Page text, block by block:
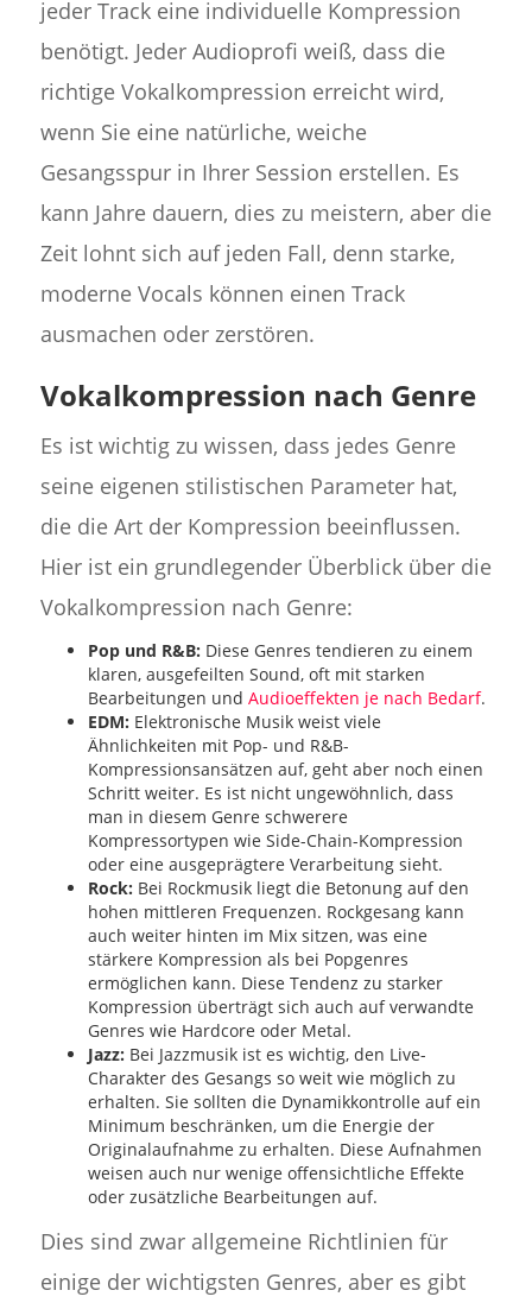
jeder Track eine individuelle Kompression
benötigt. Jeder Audioprofi weiß, dass die
richtige Vokalkompression erreicht wird,
wenn Sie eine natürliche, weiche
Gesangsspur in Ihrer Session erstellen. Es
kann Jahre dauern, dies zu meistern, aber die
Zeit lohnt sich auf jeden Fall, denn starke,
moderne Vocals können einen Track
ausmachen oder zerstören.
Vokalkompression nach Genre
Es ist wichtig zu wissen, dass jedes Genre
seine eigenen stilistischen Parameter hat,
die die Art der Kompression beeinflussen.
Hier ist ein grundlegender Überblick über die
Vokalkompression nach Genre:
Pop und R&B: Diese Genres tendieren zu einem
klaren, ausgefeilten Sound, oft mit starken
Bearbeitungen und Audioeffekten je nach Bedarf.
EDM: Elektronische Musik weist viele
Ähnlichkeiten mit Pop- und R&B-
Kompressionsansätzen auf, geht aber noch einen
Schritt weiter. Es ist nicht ungewöhnlich, dass
man in diesem Genre schwerere
Kompressortypen wie Side-Chain-Kompression
oder eine ausgeprägtere Verarbeitung sieht.
Rock: Bei Rockmusik liegt die Betonung auf den
hohen mittleren Frequenzen. Rockgesang kann
auch weiter hinten im Mix sitzen, was eine
stärkere Kompression als bei Popgenres
ermöglichen kann. Diese Tendenz zu starker
Kompression überträgt sich auch auf verwandte
Genres wie Hardcore oder Metal.
Jazz: Bei Jazzmusik ist es wichtig, den Live-
Charakter des Gesangs so weit wie möglich zu
erhalten. Sie sollten die Dynamikkontrolle auf ein
Minimum beschränken, um die Energie der
Originalaufnahme zu erhalten. Diese Aufnahmen
weisen auch nur wenige offensichtliche Effekte
oder zusätzliche Bearbeitungen auf.
Dies sind zwar allgemeine Richtlinien für
einige der wichtigsten Genres, aber es gibt